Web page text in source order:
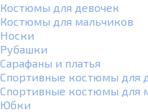
Костюмы для девочек
Костюмы для мальчиков
Носки
Рубашки
Сарафаны и платья
Спортивные костюмы для
Спортивные костюмы для
Юбки